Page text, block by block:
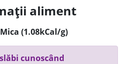
aliment
Mica (1.08kCal/g)
cunoscând